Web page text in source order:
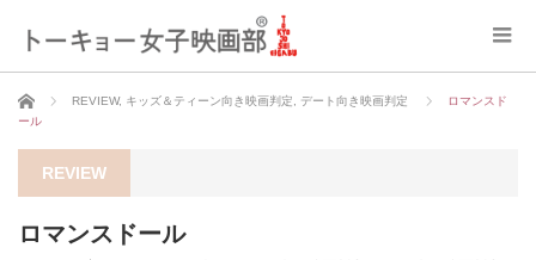
ホーム REVIEW, キッズ＆ティーン向き映画判定 デート向き映画判定
ロマンスド
ール
REVIEW
ロマンスドール